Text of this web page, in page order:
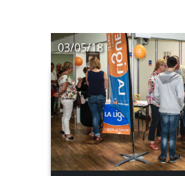
03/05/18